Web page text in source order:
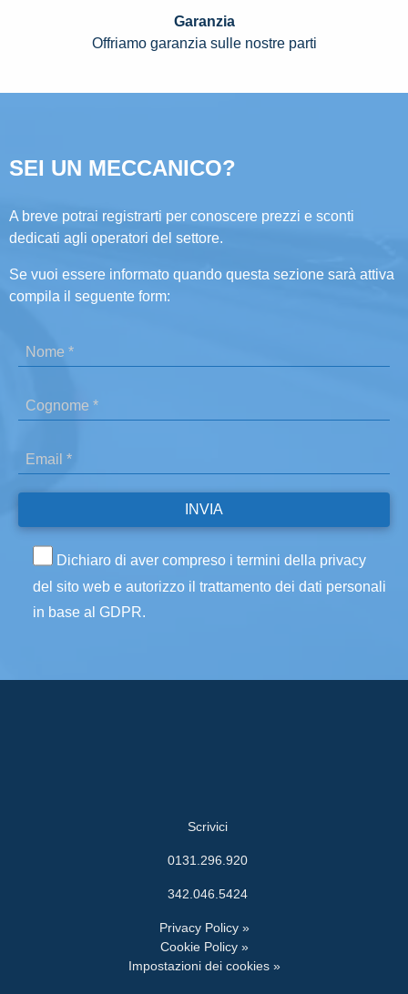
Garanzia
Offriamo garanzia sulle nostre parti
SEI UN MECCANICO?
A breve potrai registrarti per conoscere prezzi e sconti
dedicati agli operatori del settore.
Se vuoi essere informato quando questa sezione sarà attiva
compila il seguente form:
Dichiaro di aver compreso i termini della privacy
del sito web e autorizzo il trattamento dei dati personali
in base al GDPR.
Scrivici
0131.296.920
342.046.5424
Privacy Policy »
Cookie Policy »
Impostazioni dei cookies »